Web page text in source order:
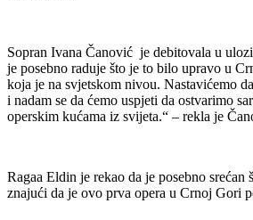
Sopran Ivana Čanović je debitovala u
je posebno raduje što je to bilo upravo u
koja je na svjetskom nivou. Nastavićemo
i nadam se da ćemo uspjeti da ostvarimo
operskim kućama iz svijeta.“ – rekla je
Ragaa Eldin je rekao da je posebno srećan
znajući da je ovo prva opera u Crnoj Gori